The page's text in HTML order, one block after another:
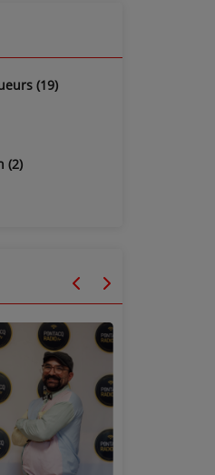
(19)
(2)